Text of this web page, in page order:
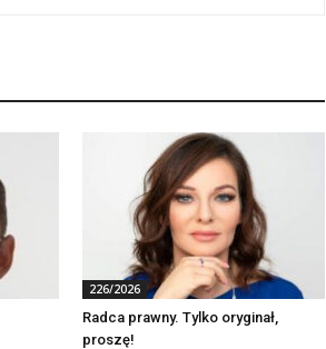
226/2026
Radca prawny. Tylko oryginał,
proszę!